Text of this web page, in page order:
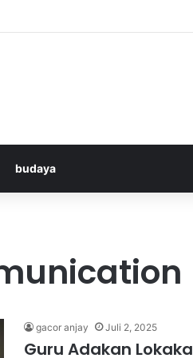
di ANTV: Peluang Yildiz
budaya
gacor anjay Juli 2, 2025
Guru Adakan